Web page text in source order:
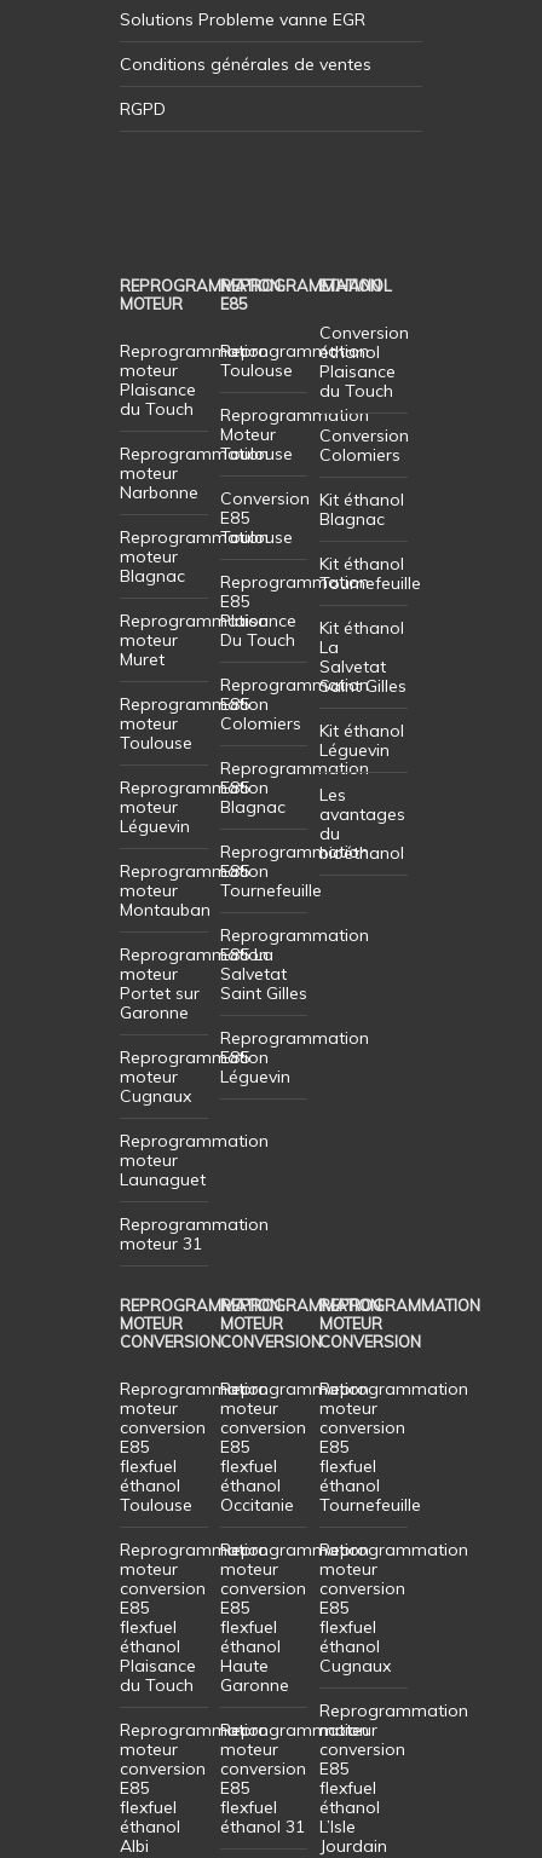
Solutions Probleme vanne EGR
Conditions générales de ventes
RGPD
REPROGRAMMATION
MOTEUR
Reprogrammation
moteur
Plaisance
du Touch
Reprogrammation
moteur
Narbonne
Reprogrammation
moteur
Blagnac
Reprogrammation
moteur
Muret
Reprogrammation
moteur
Toulouse
Reprogrammation
moteur
Léguevin
Reprogrammation
moteur
Montauban
Reprogrammation
moteur
Portet sur
Garonne
Reprogrammation
moteur
Cugnaux
Reprogrammation
moteur
Launaguet
Reprogrammation
moteur 31
REPROGRAMMATION
E85
Reprogrammation
Toulouse
Reprogrammation
Moteur
Toulouse
Conversion
E85
Toulouse
Reprogrammation
E85
Plaisance
Du Touch
Reprogrammation
E85
Colomiers
Reprogrammation
E85
Blagnac
Reprogrammation
E85
Tournefeuille
Reprogrammation
E85 La
Salvetat
Saint Gilles
Reprogrammation
E85
Léguevin
ETHANOL
Conversion
éthanol
Plaisance
du Touch
Conversion
Colomiers
Kit éthanol
Blagnac
Kit éthanol
Tournefeuille
Kit éthanol
La
Salvetat
Saint Gilles
Kit éthanol
Léguevin
Les
avantages
du
bioéthanol
REPROGRAMMATION
MOTEUR
CONVERSION
Reprogrammation
moteur
conversion
E85
flexfuel
éthanol
Toulouse
Reprogrammation
moteur
conversion
E85
flexfuel
éthanol
Plaisance
du Touch
Reprogrammation
moteur
conversion
E85
flexfuel
éthanol
Albi
REPROGRAMMATION
MOTEUR
CONVERSION
Reprogrammation
moteur
conversion
E85
flexfuel
éthanol
Occitanie
Reprogrammation
moteur
conversion
E85
flexfuel
éthanol
Haute
Garonne
Reprogrammation
moteur
conversion
E85
flexfuel
éthanol 31
REPROGRAMMATION
MOTEUR
CONVERSION
Reprogrammation
moteur
conversion
E85
flexfuel
éthanol
Tournefeuille
Reprogrammation
moteur
conversion
E85
flexfuel
éthanol
Cugnaux
Reprogrammation
moteur
conversion
E85
flexfuel
éthanol
L’Isle
Jourdain